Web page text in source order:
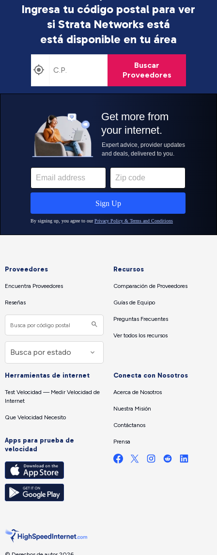
Ingresa tu código postal para ver
si Strata Networks está
está disponible en tu área
Buscar
Proveedores
Proveedores
Encuentra Proveedores
Reseñas
Recursos
Comparación de Proveedores
Guías de Equipo
Preguntas Frecuentes
Ver todos los recursos
Herramientas de internet
Test Velocidad — Medir Velocidad de
Internet
Que Velocidad Necesito
Apps para prueba de
velocidad
Conecta con Nosotros
Acerca de Nosotros
Nuestra Misión
Contáctanos
Prensa